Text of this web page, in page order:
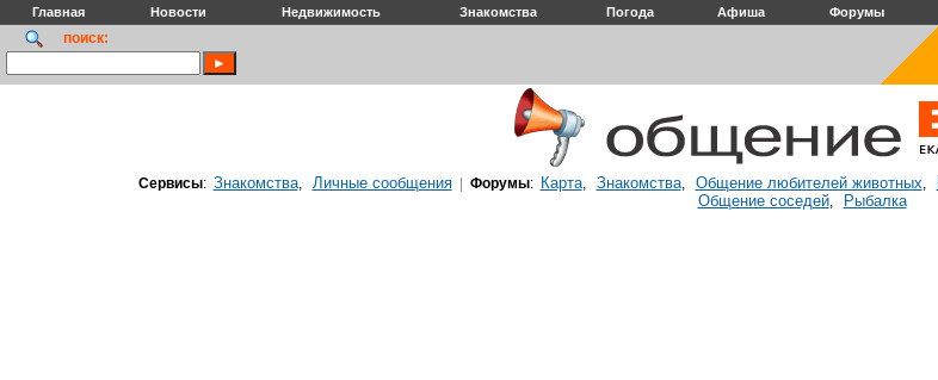
Главная Новости Недвижимость Знакомства Погода Афиша Форумы
поиск:
Сервисы: Знакомства, Личные сообщения| Форумы: Карта, Знакомства, Общение любителей животных,
Общение соседей, Рыбалка